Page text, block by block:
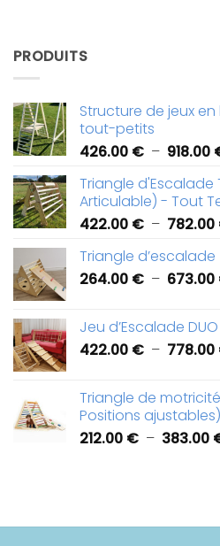
PRODUITS
Structure de jeux
tout-petits
426.00 € – 918.00
Triangle
Articulable) - Tout
422.00 € – 782.00
Triangle d’escalade
264.00 € – 673.00
Jeu d’Escalade
422.00 € – 778.00
Triangle de
Positions ajustables)
212.00 € – 383.00